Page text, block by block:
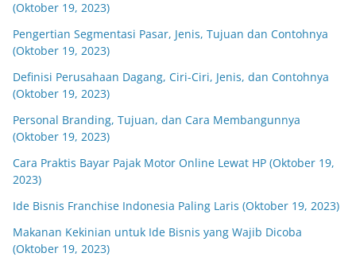
(Oktober 19, 2023)
Pengertian Segmentasi Pasar, Jenis, Tujuan dan Contohnya
(Oktober 19, 2023)
Definisi Perusahaan Dagang, Ciri-Ciri, Jenis, dan Contohnya
(Oktober 19, 2023)
Personal Branding, Tujuan, dan Cara Membangunnya
(Oktober 19, 2023)
Cara Praktis Bayar Pajak Motor Online Lewat HP (Oktober 19,
2023)
Ide Bisnis Franchise Indonesia Paling Laris (Oktober 19, 2023)
Makanan Kekinian untuk Ide Bisnis yang Wajib Dicoba
(Oktober 19, 2023)